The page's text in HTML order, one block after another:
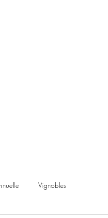
Vignobles